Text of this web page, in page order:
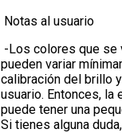
Notas al usuario
-Los colores que se
pueden variar
calibración del brillo
usuario. Entonces, la
puede tener una
Si tienes alguna